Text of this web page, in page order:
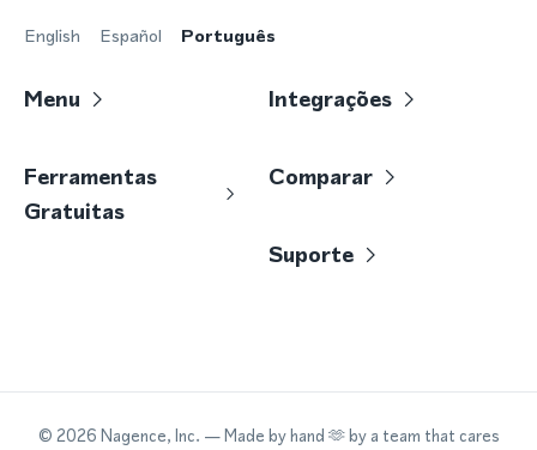
English Español Português
Menu Integrações
Ferramentas
Gratuitas
Comparar
Suporte
© 2026 Nagence, Inc. — Made by hand 🫶 by a team that cares